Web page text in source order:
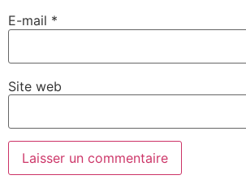
E-mail *
Site web